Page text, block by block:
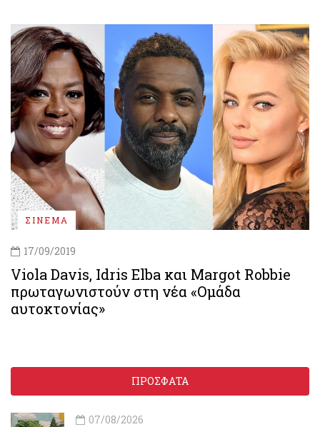
ΣΙΝΕΜΑ
17/09/2019
Viola Davis, Idris Elba και Margot Robbie
πρωταγωνιστούν στη νέα «Ομάδα
αυτοκτονίας»
ΠΡΟΣΦΑΤΑ
07/08/2026